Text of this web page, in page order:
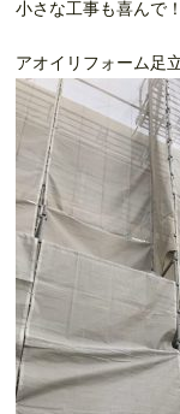
小さな工事も喜んで！
アオイリフォーム足